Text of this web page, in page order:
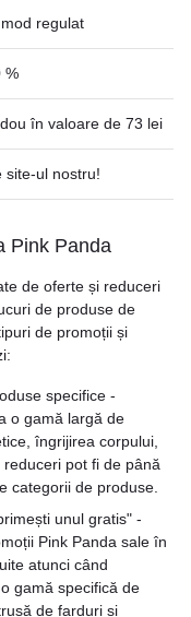
regulat
%
în valoare de 73 lei
site-ul nostru!
Pink Panda
de oferte și reduceri
de produse de
de promoții și
specifice -
o gamă largă de
îngrijirea corpului,
pot fi de până
categorii de produse.
unul gratis" -
Pink Panda sale în
atunci când
gamă specifică de
de farduri și